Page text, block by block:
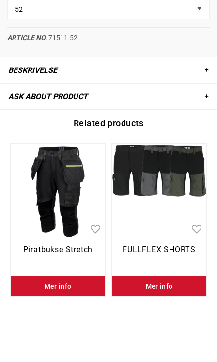
ARTICLE NO.71511-52
BESKRIVELSE
ASK ABOUT PRODUCT
Related products
Piratbukse Stretch
Mer info
FULLFLEX SHORTS
Mer info